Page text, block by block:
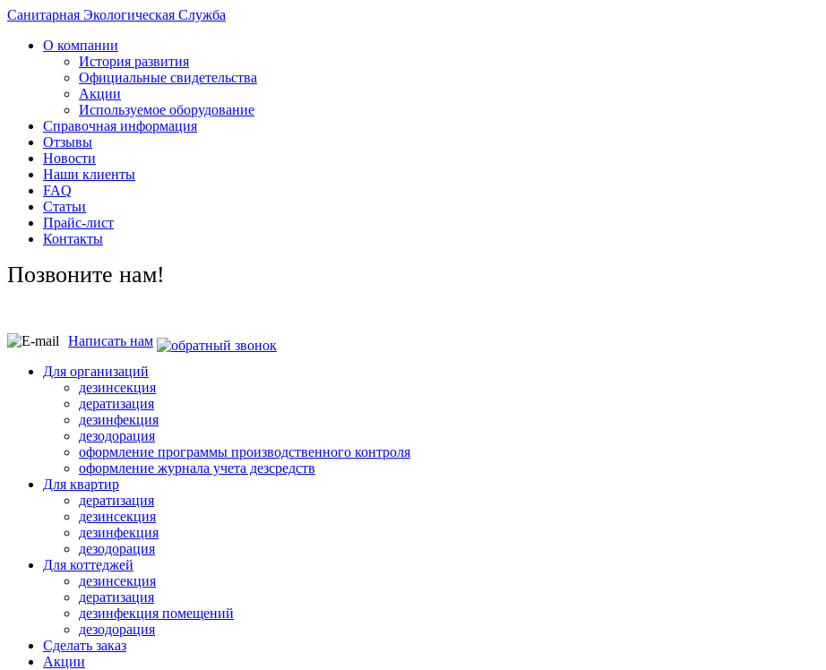
Санитарная Экологическая Служба
О компании
История развития
Официальные свидетельства
Акции
Используемое оборудование
Справочная информация
Отзывы
Новости
Наши клиенты
FAQ
Статьи
Прайс-лист
Контакты
Позвоните нам!
Написать нам
Для организаций
дезинсекция
дератизация
дезинфекция
дезодорация
оформление программы производственного контроля
оформление журнала учета дезсредств
Для квартир
дератизация
дезинсекция
дезинфекция
дезодорация
Для коттеджей
дезинсекция
дератизация
дезинфекция помещений
дезодорация
Сделать заказ
Акции